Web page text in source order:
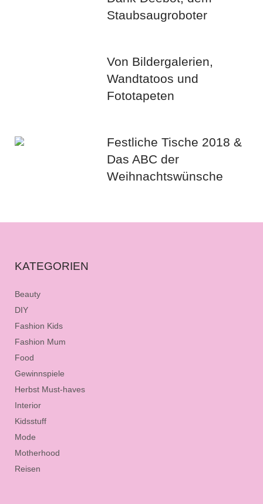
Staubsaugroboter
Von Bildergalerien,
Wandtatoos und
Fototapeten
Festliche Tische 2018 &
Das ABC der
Weihnachtswünsche
KATEGORIEN
Beauty
DIY
Fashion Kids
Fashion Mum
Food
Gewinnspiele
Herbst Must-haves
Interior
Kidsstuff
Mode
Motherhood
Reisen